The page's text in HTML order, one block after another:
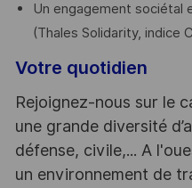
Un engagement sociétal
(Thales Solidarity, indice
Votre quotidien
Rejoignez-nous sur le
une grande diversité
défense, civile,... A
un environnement de